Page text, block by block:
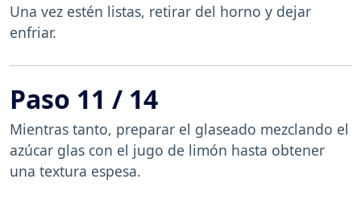
Una vez estén listas, retirar del horno y dejar
enfriar.
Paso 11 / 14
Mientras tanto, preparar el glaseado mezclando el
azúcar glas con el jugo de limón hasta obtener
una textura espesa.